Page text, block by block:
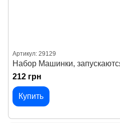
Артикул: 29129
Набор Машинки,
212 грн
Купить